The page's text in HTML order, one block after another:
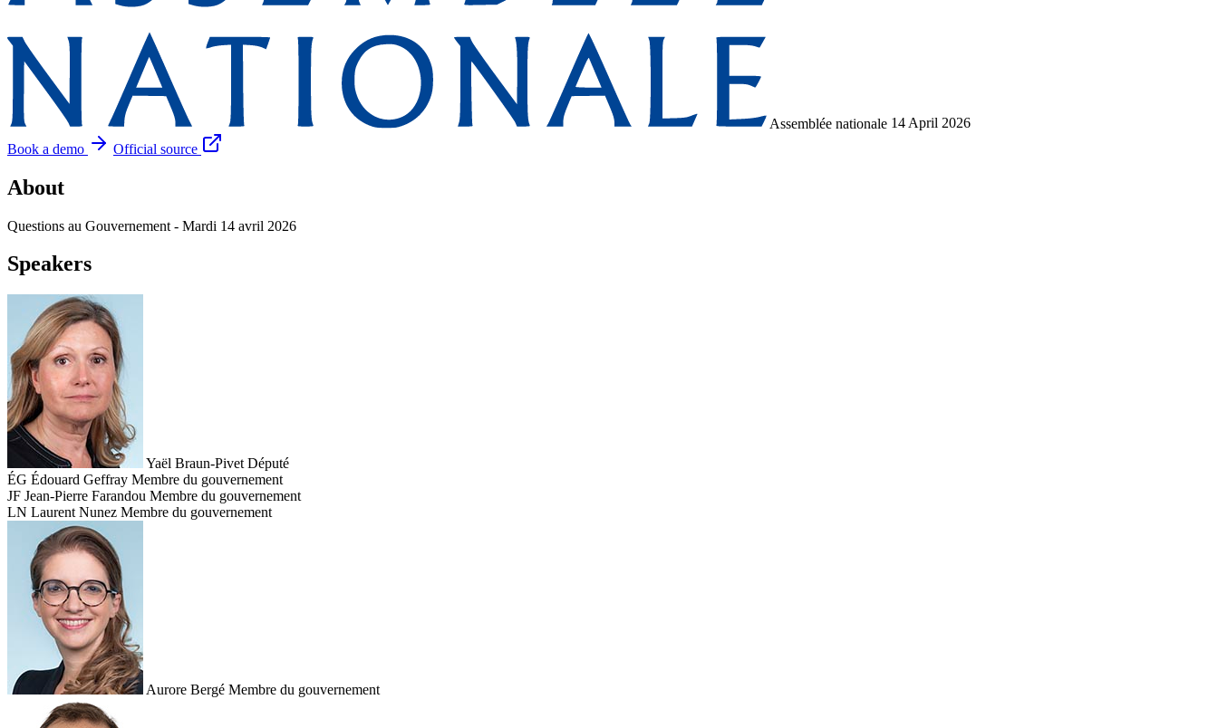
Assemblée nationale 14 April 2026
Book a demo
Official source
About
Questions au Gouvernement - Mardi 14 avril 2026
Speakers
Yaël Braun-Pivet Député
ÉG Édouard Geffray Membre du gouvernement
JF Jean-Pierre Farandou Membre du gouvernement
LN Laurent Nunez Membre du gouvernement
Aurore Bergé Membre du gouvernement